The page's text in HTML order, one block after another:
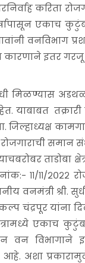
करिता
एकाच
वनविभाग
कारणाने इतर गरजू
मिळण्यास
याबाबत
जिल्हाध्यक्ष
समान
ताडोबा
११/११/२०२२
वनमंत्री श्री.
चंद्रपूर यांना
एकाच
वन विभागाने
अशा